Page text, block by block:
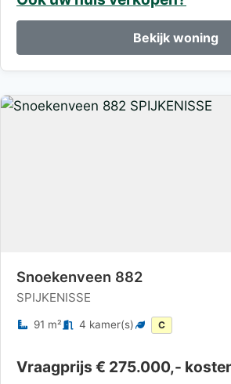
Bekijk woning
Snoekenveen 882
SPIJKENISSE
91 m² 4 kamer(s) C
Vraagprijs € 275.000,-